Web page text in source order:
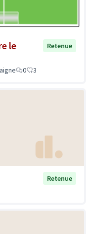
le
Retenue
0 3
Retenue